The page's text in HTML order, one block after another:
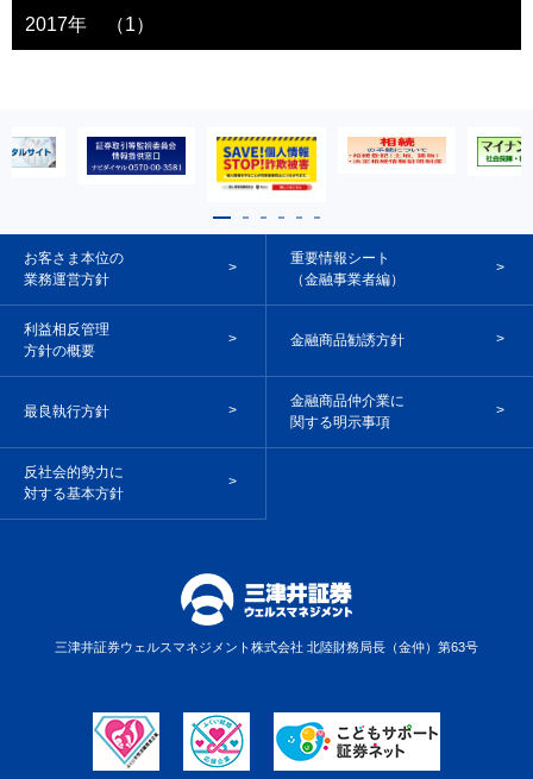
2017年 （1）
お客さま本位の
業務運営方針
重要情報シート
（金融事業者編）
利益相反管理
方針の概要
金融商品勧誘方針
最良執行方針
金融商品仲介業に
関する明示事項
反社会的勢力に
対する基本方針
三津井証券ウェルスマネジメント株式会社 北陸財務局長（金仲）第63号